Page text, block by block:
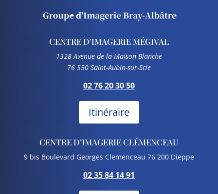
CENTRE D’IMAGERIE MÉGIVAL
1328 Avenue de la Maison Blanche
76 550 Saint-Aubin-sur-Scie
02 76 20 30 50
Itinéraire
CENTRE D’IMAGERIE CLÉMENCEAU
9 bis Boulevard Georges Clemenceau 76 200 Dieppe
02 35 84 14 91